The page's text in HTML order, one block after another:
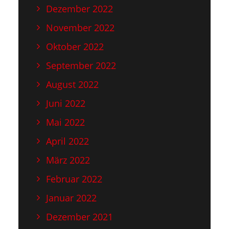
Dezember 2022
November 2022
Oktober 2022
September 2022
August 2022
Juni 2022
Mai 2022
April 2022
März 2022
Februar 2022
Januar 2022
Dezember 2021